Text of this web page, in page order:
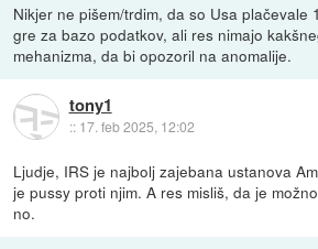
Nikjer ne pišem/trdim, da so Usa plačevale
gre za bazo podatkov, ali res nimajo
mehanizma, da bi opozoril na anomalije.
tony1
:: 17. feb 2025, 12:02
Ljudje, IRS je najbolj zajebana ustanova
je pussy proti njim. A res misliš, da je
no.